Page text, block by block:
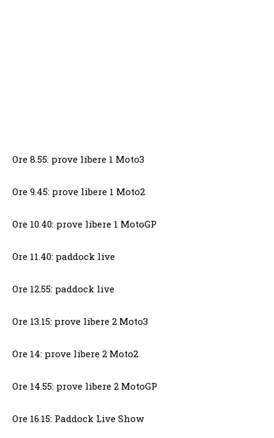
Ore 8.55: prove libere 1 Moto3
Ore 9.45: prove libere 1 Moto2
Ore 10.40: prove libere 1 MotoGP
Ore 11.40: paddock live
Ore 12.55: paddock live
Ore 13.15: prove libere 2 Moto3
Ore 14: prove libere 2 Moto2
Ore 14.55: prove libere 2 MotoGP
Ore 16.15: Paddock Live Show